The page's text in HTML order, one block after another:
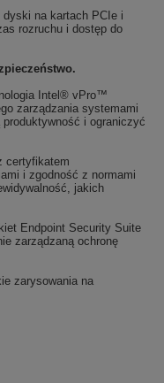
dyski na kartach PCIe i
rozruchu i dostęp do
Intel® vPro™
zarządzania systemami
i ograniczyć
certyfikatem
i zgodność z normami
jakich
Endpoint Security Suite
zarządzaną ochronę
zarysowania na